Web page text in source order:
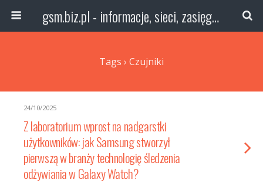
gsm.biz.pl - informacje, sieci, zasięg technologie
Tags › Czujniki
24/10/2025
Z laboratorium wprost na nadgarstki
użytkowników: jak Samsung stworzył
pierwszą w branży technologię śledzenia
odżywiania w Galaxy Watch?